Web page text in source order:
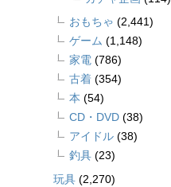
おもちゃ (2,441)
ゲーム (1,148)
家電 (786)
古着 (354)
本 (54)
CD・DVD (38)
アイドル (38)
釣具 (23)
玩具 (2,270)